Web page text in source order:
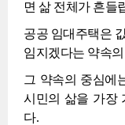
면 삶 전체가 흔들
공공 임대주택은
임지겠다는 약속
그 약속의 중심에
시민의 삶을 가장
다.